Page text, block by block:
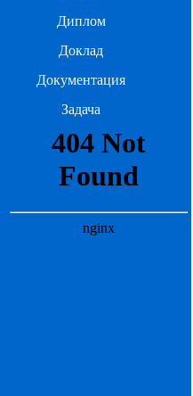
Диплом
Доклад
Документация
Задача